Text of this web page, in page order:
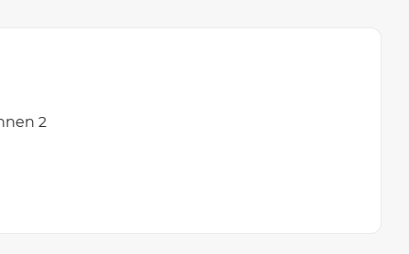
2